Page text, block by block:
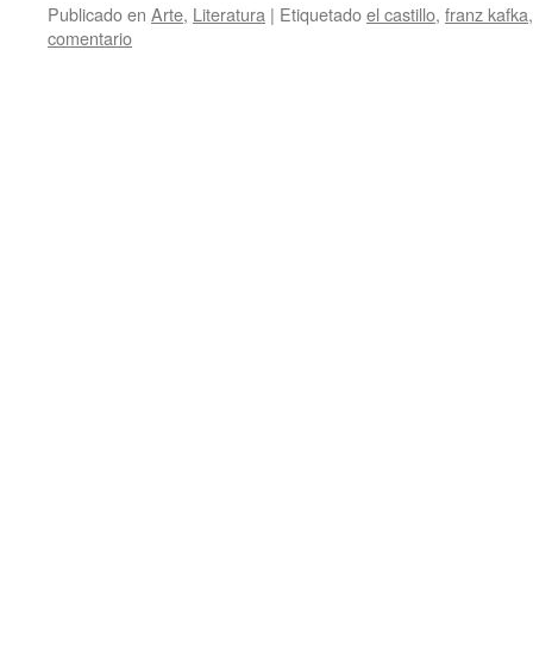
Publicado en Arte, Literatura | Etiquetadoel castillo, franz kafka
comentario